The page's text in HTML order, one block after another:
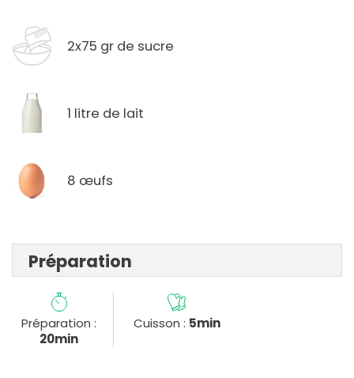
2x75 gr de sucre
1 litre de lait
8 œufs
Préparation
Préparation :
20min
Cuisson : 5min